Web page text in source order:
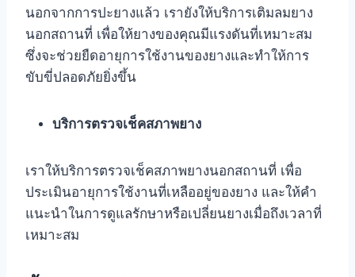
นอกจากการปะยางแล้ว เรายังให้บริการเติมลมยาง
นอกสถานที่ เพื่อให้ยางของคุณมีแรงดันที่เหมาะสม
ซึ่งจะช่วยยืดอายุการใช้งานของยางและทำให้การ
ขับขี่ปลอดภัยยิ่งขึ้น
บริการตรวจเช็คสภาพยาง
เราให้บริการตรวจเช็คสภาพยางนอกสถานที่ เพื่อ
ประเมินอายุการใช้งานที่เหลืออยู่ของยาง และให้คำ
แนะนำในการดูแลรักษาหรือเปลี่ยนยางเมื่อถึงเวลาที่
เหมาะสม